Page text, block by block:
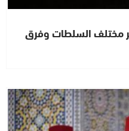
مختلف السلطات وفرق